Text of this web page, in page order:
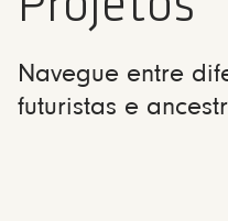
Navegue entre
futuristas e